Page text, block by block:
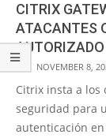
CITRIX
ATACANTES
2022-
11-
08
NOVEMBER 8,
Citrix insta a los
seguridad para
autenticación en